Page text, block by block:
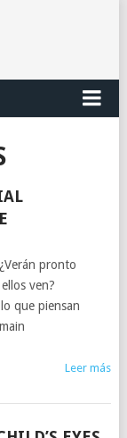
pronto
ven?
que piensan
Leer más